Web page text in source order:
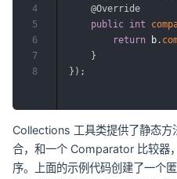
@Override
public int
return b .
}
} ) ;
4
5
6
7
8
Collections 工具类提供了静态
合，和一个 Comparator 比较器
序。上面的示例代码创建了一个